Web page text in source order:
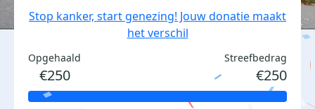
Stop kanker, start genezing! Jouw donatie maakt
het verschil
Opgehaald
€250
Streefbedrag
€250